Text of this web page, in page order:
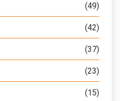
(49)
(42)
(37)
(23)
(15)